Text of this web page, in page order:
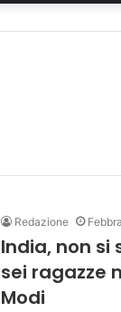
Redazione
India, non si
sei ragazze
Modi